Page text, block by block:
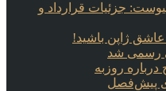
جزئیات قرارداد و
عاشق ژاپن باشید!
رسمی شد
روزبه
پیش‌فصل